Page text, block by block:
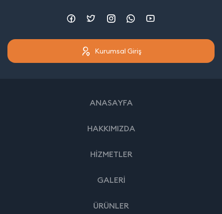
Kurumsal Giriş
ANASAYFA
HAKKIMIZDA
HİZMETLER
GALERİ
ÜRÜNLER